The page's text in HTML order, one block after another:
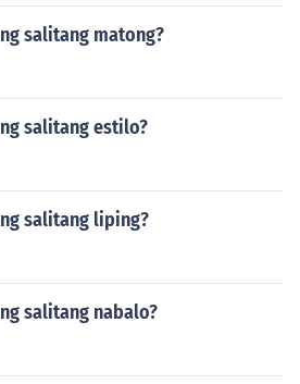
salitang matong?
salitang estilo?
salitang liping?
salitang nabalo?